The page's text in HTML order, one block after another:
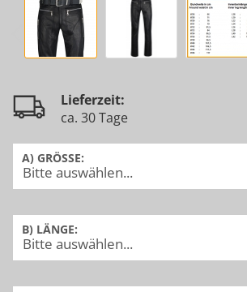
Lieferzeit:
ca. 30 Tage
A) GRÖSSE:
B) LÄNGE: